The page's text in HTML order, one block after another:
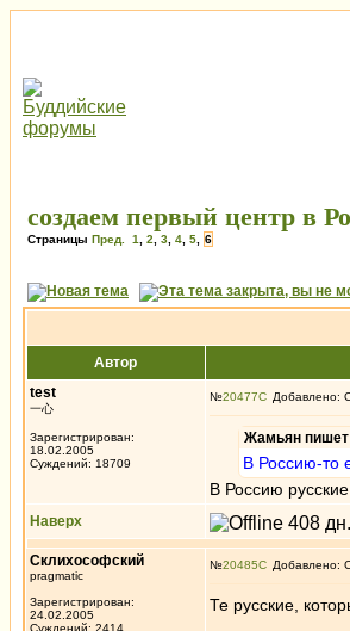
создаем первый центр в
Страницы Пред. 1 2 3 4 5 6
Автор
test
一心
Зарегистрирован:
18.02.2005
Суждений: 18709
№20477 Добавлено:
Жамьян
В Россию-то
В Россию
Наверх
Склихософский
pragmatic
Зарегистрирован:
24.02.2005
Суждений: 2414
№20485 Добавлено:
Те русские,